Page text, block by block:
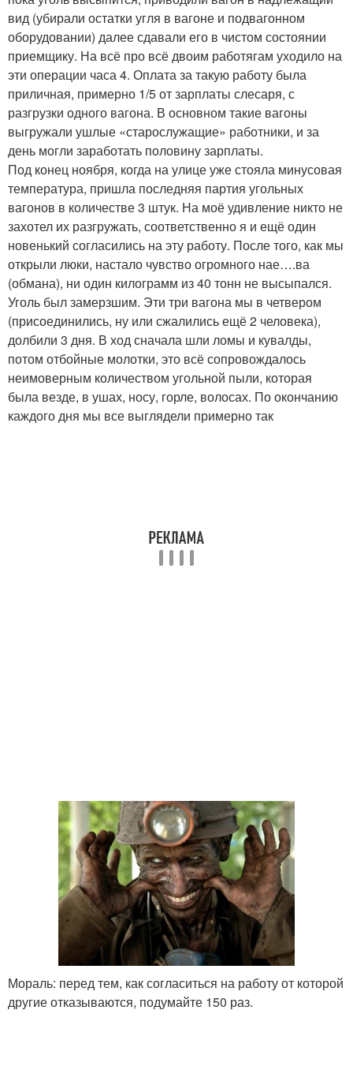
вид (убирали остатки угля в вагоне и подвагонном
оборудовании) далее сдавали его в чистом состоянии
приемщику. На всё про всё двоим работягам уходило на
эти операции часа 4. Оплата за такую работу была
приличная, примерно 1/5 от зарплаты слесаря, с
разгрузки одного вагона. В основном такие вагоны
выгружали ушлые «старослужащие» работники, и за
день могли заработать половину зарплаты.
Под конец ноября, когда на улице уже стояла минусовая
температура, пришла последняя партия угольных
вагонов в количестве 3 штук. На моё удивление никто не
захотел их разгружать, соответственно я и ещё один
новенький согласились на эту работу. После того, как мы
открыли люки, настало чувство огромного нае….ва
(обмана), ни один килограмм из 40 тонн не высыпался.
Уголь был замерзшим. Эти три вагона мы в четвером
(присоединились, ну или сжалились ещё 2 человека),
долбили 3 дня. В ход сначала шли ломы и кувалды,
потом отбойные молотки, это всё сопровождалось
неимоверным количеством угольной пыли, которая
была везде, в ушах, носу, горле, волосах. По окончанию
каждого дня мы все выглядели примерно так
Мораль: перед тем, как согласиться на работу от которой
другие отказываются, подумайте 150 раз.